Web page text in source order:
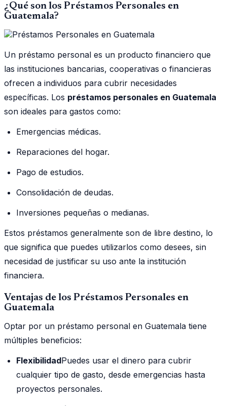
¿Qué son los Préstamos Personales en
Guatemala?
Un préstamo personal es un producto financiero que
las instituciones bancarias, cooperativas o financieras
ofrecen a individuos para cubrir necesidades
específicas. Los préstamos personales en Guatemala
son ideales para gastos como:
Emergencias médicas.
Reparaciones del hogar.
Pago de estudios.
Consolidación de deudas.
Inversiones pequeñas o medianas.
Estos préstamos generalmente son de libre destino, lo
que significa que puedes utilizarlos como desees, sin
necesidad de justificar su uso ante la institución
financiera.
Ventajas de los Préstamos Personales en
Guatemala
Optar por un préstamo personal en Guatemala tiene
múltiples beneficios:
FlexibilidadPuedes usar el dinero para cubrir
cualquier tipo de gasto, desde emergencias hasta
proyectos personales.